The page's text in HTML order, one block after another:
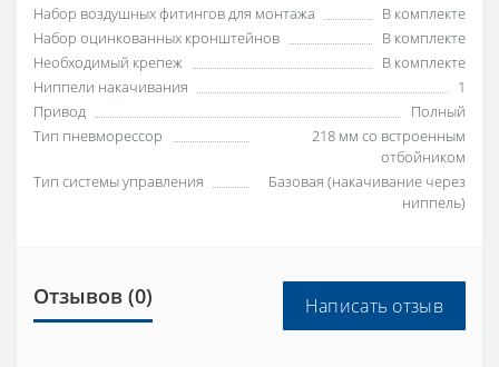
Набор воздушных фитингов для монтажа
В комплекте
Набор оцинкованных кронштейнов
В комплекте
Необходимый крепеж
В комплекте
Ниппели накачивания
1
Привод
Полный
Тип пневморессор
218 мм со встроенным
отбойником
Тип системы управления
Базовая (накачивание через
ниппель)
Отзывов (0) Написать отзыв